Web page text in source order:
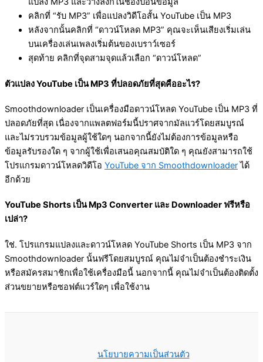
คลิกที่ “รับ MP3” เพื่อแปลงวิดีโอสั้น YouTube เป็น MP3
หลังจากนั้นคลิกที่ “ดาวน์โหลด MP3” คุณจะเห็นเสียงเริ่มเล่น
บนเครื่องเล่นเพลงเริ่มต้นของเบราว์เซอร์
สุดท้าย คลิกที่จุดสามจุดแล้วเลือก “ดาวน์โหลด”
ตัวแปลง YouTube เป็น MP3 ที่ปลอดภัยที่สุดคืออะไร?
Smoothdownloader เป็นเครื่องมือดาวน์โหลด YouTube เป็น MP3 ที่
ปลอดภัยที่สุด เนื่องจากแพลตฟอร์มนี้ปราศจากมัลแวร์โดยสมบูรณ์
และไม่รวบรวมข้อมูลผู้ใช้ใดๆ นอกจากนี้ยังไม่ต้องการข้อมูลหรือ
ข้อมูลรับรองใด ๆ จากผู้ใช้เพื่อเสนอคุณสมบัติใด ๆ คุณยังสามารถใช้
โปรแกรมดาวน์โหลดวิดีโอ YouTube จาก Smoothdownloaderได้
อีกด้วย
YouTube Shorts เป็น Mp3 Converter และ Downloader ฟรีหรือ
เปล่า?
ใช่. โปรแกรมแปลงและดาวน์โหลด YouTube Shorts เป็น MP3 จาก
Smoothdownloader นั้นฟรีโดยสมบูรณ์ คุณไม่จำเป็นต้องชำระเงิน
หรือสมัครสมาชิกเพื่อใช้เครื่องมือนี้ นอกจากนี้ คุณไม่จำเป็นต้องติดตั้ง
ส่วนขยายหรือซอฟต์แวร์ใดๆ เพื่อใช้งาน
นโยบายความเป็นส่วนตัว